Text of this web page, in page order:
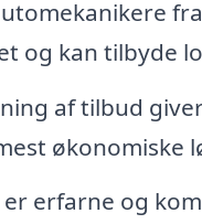
og kan tilbyde
af tilbud
økonomiske
erfarne og